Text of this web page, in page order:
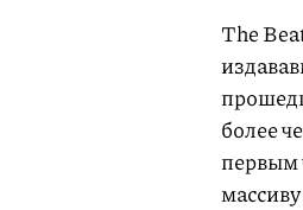
The
более
первым